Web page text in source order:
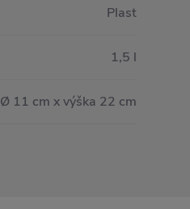
Plast
1,5 l
Ø 11 cm x výška 22 cm